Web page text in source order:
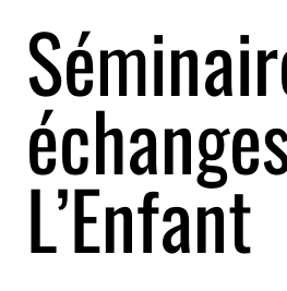
L’Enfant